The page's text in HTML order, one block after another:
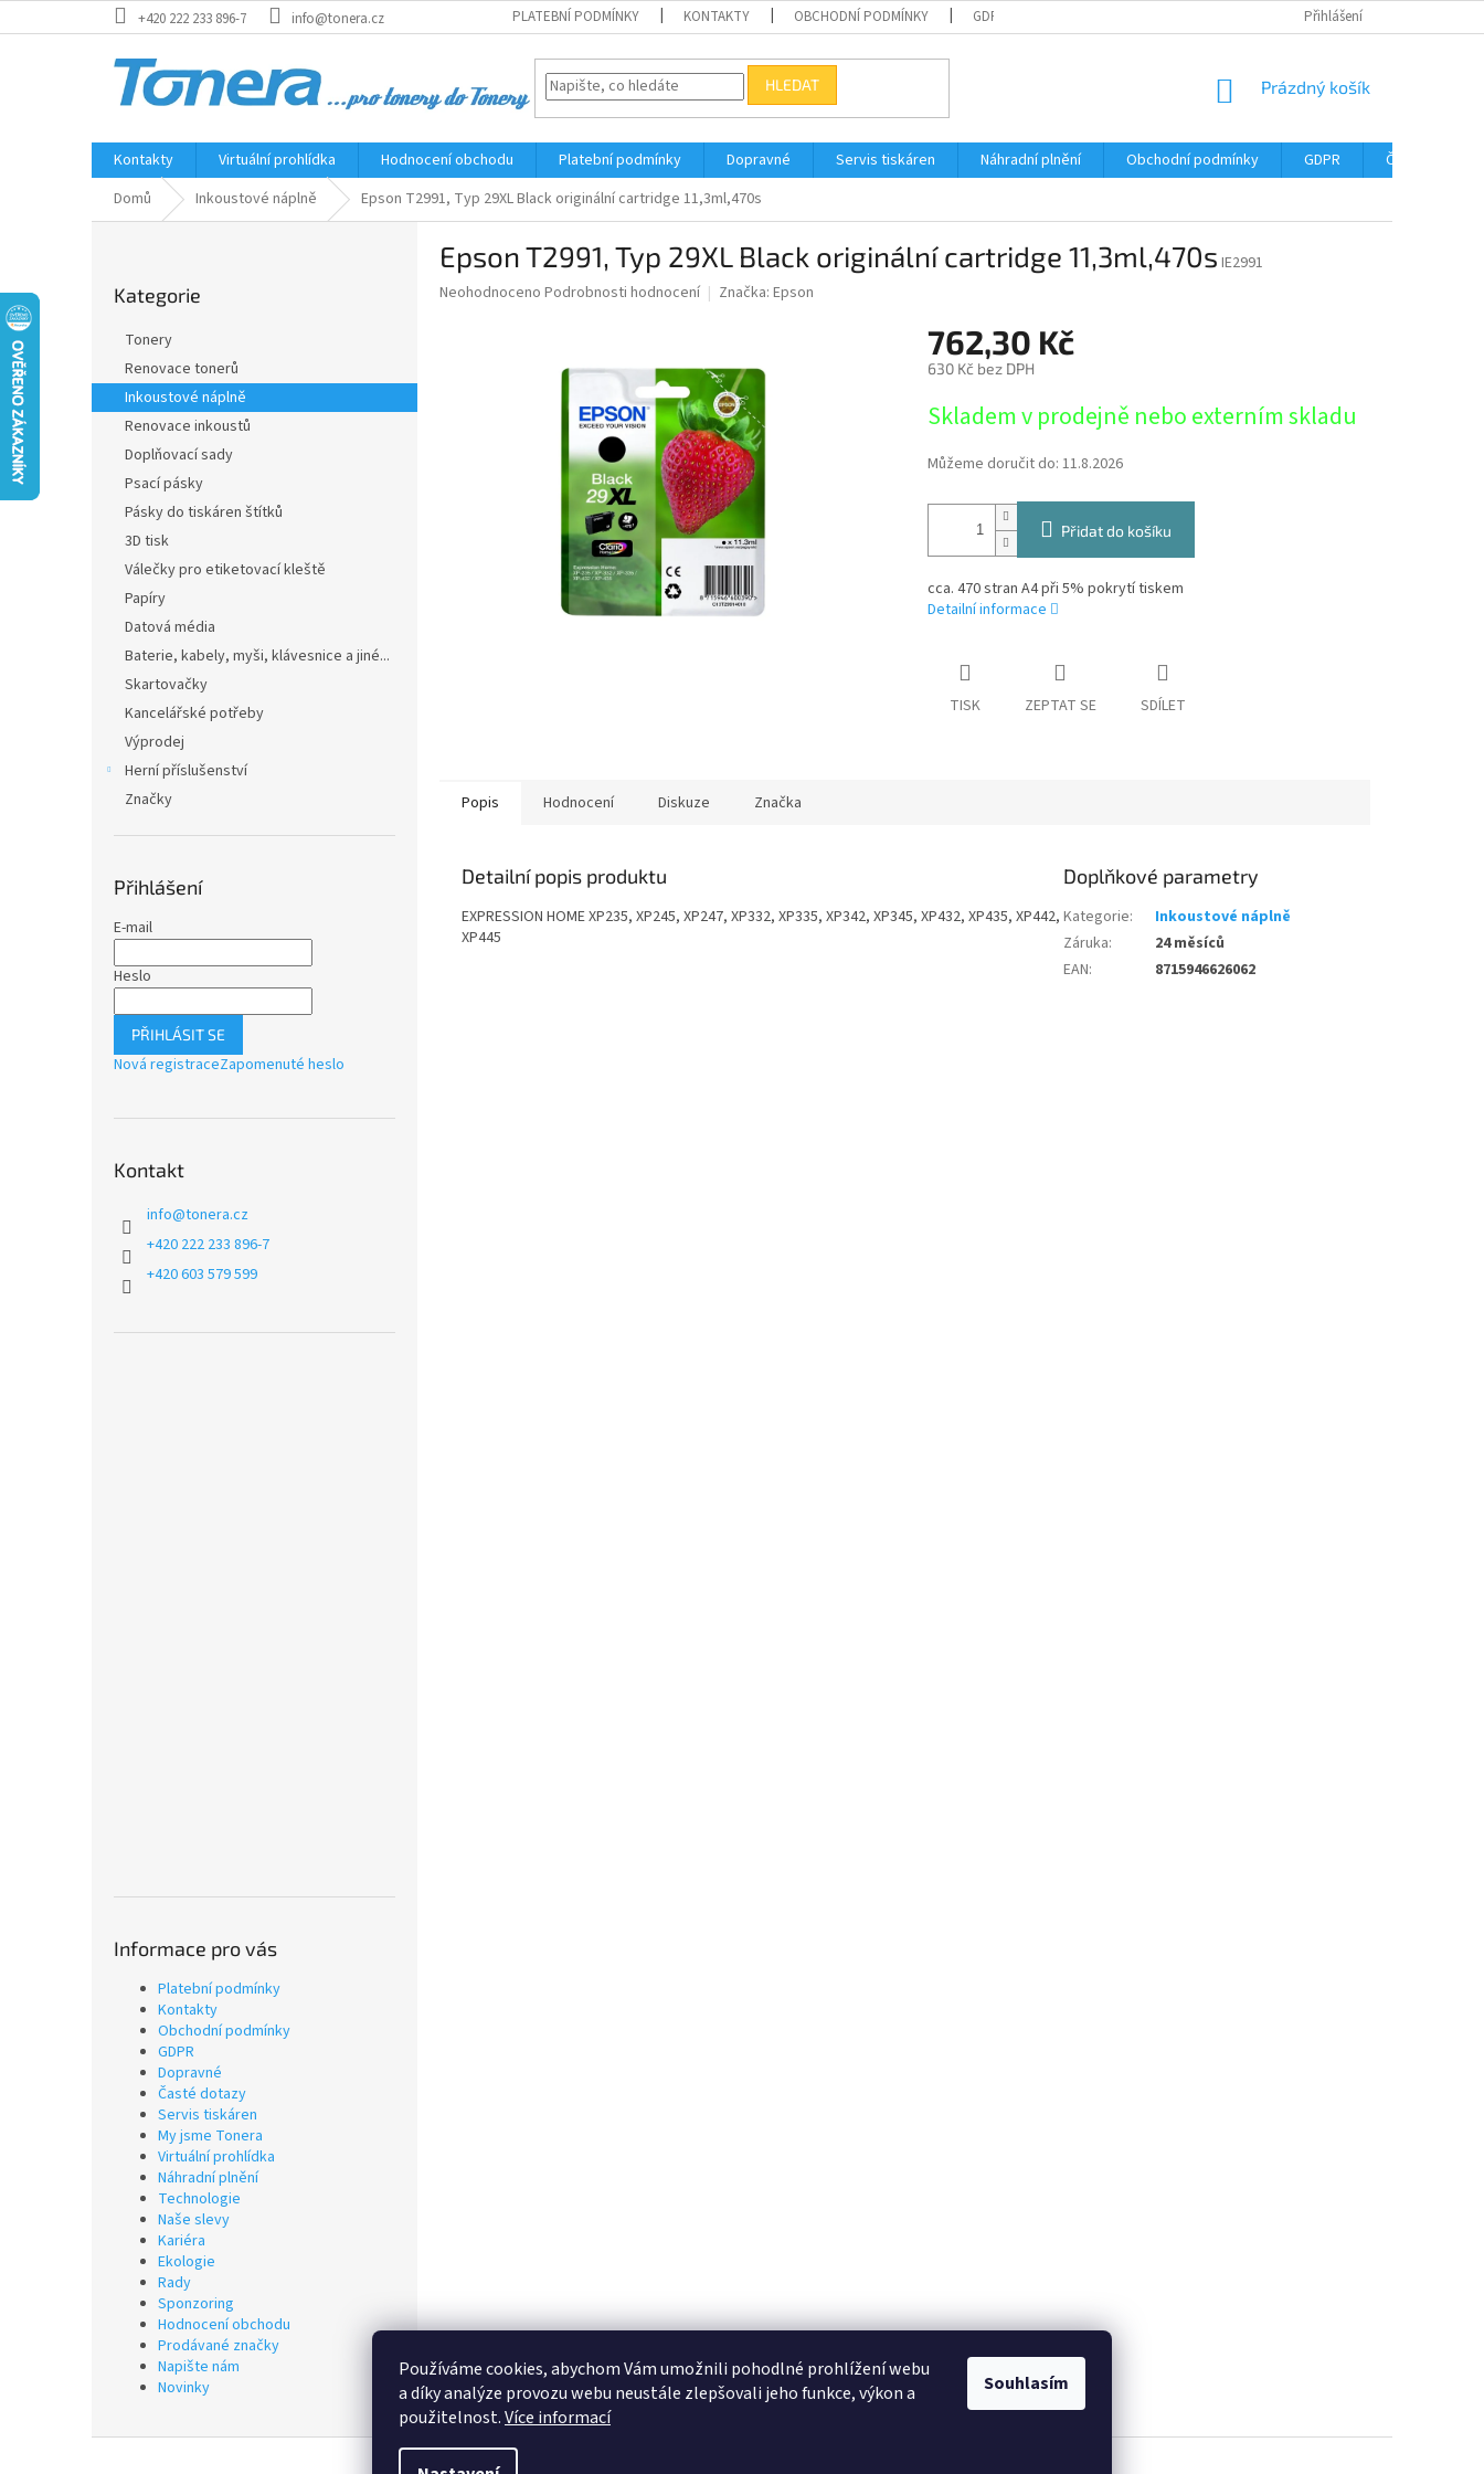
Používáme cookies, abychom Vám umožnili pohodlné prohlížení webu
a díky analýze provozu webu neustále zlepšovali jeho funkce, výkon a
použitelnost.Více informací
Souhlasím
na
+420 222 233 896-7 info@tonera.cz PLATEBNÍ PODMÍNKY KONTAKTY OBCHODNÍ PODMÍNKY GDPR SERVIS TISKÁREN
Přihlášení
HLEDAT
NÁKUPNÍ
Prázdný košík
Kontakty Virtuální prohlídka Hodnocení obchodu Platební podmínky Dopravné Servis tiskáren Náhradní plnění Obchodní podmínky GDPR
Časté dotazy
Domů
Inkoustové náplně Epson T2991, Typ 29XL Black originální cartridge 11,3ml,470s
n
kategorie
Kategorie
Tonery
Renovace tonerů
Inkoustové náplně
Renovace inkoustů
Doplňovací sady
Psací pásky
Pásky do tiskáren štítků
3D tisk
Válečky pro etiketovací kleště
Papíry
Datová média
Baterie, kabely, myši, klávesnice a jiné...
Skartovačky
Kancelářské potřeby
Výprodej
Herní příslušenství
Značky
Přihlášení
E-mail
Heslo
PŘIHLÁSIT SE
Nová registraceZapomenuté heslo
Kontakt
info@tonera.cz
+420 222 233 896-7
+420 603 579 599
Informace pro vás
Platební podmínky
Kontakty
Obchodní podmínky
GDPR
Dopravné
Časté dotazy
Servis tiskáren
My jsme Tonera
Virtuální prohlídka
Náhradní plnění
Technologie
Naše slevy
Kariéra
Ekologie
Rady
Sponzoring
Hodnocení obchodu
Prodávané značky
Napište nám
Novinky
Epson T2991, Typ 29XL Black originální cartridge 11,3ml,470s IE2991
Průměrné
Neohodnoceno Podrobnosti hodnocení Značka: Epson
762,30 Kč
630 Kč bez DPH
cena:
Skladem v prodejně nebo externím skladu
Můžeme doručit do: 11.8.2026
Přidat do košíku
cca. 470 stran A4 při 5% pokrytí tiskem
Detailní informace
TISK ZEPTAT SE SDÍLET
Popis Hodnocení Diskuze Značka
Detailní popis produktu
EXPRESSION HOME XP235, XP245, XP247, XP332, XP335, XP342, XP345, XP432, XP435, XP442,
XP445
Doplňkové parametry
Kategorie:
Inkoustové náplně
Záruka:
24 měsíců
EAN: 8715946626062